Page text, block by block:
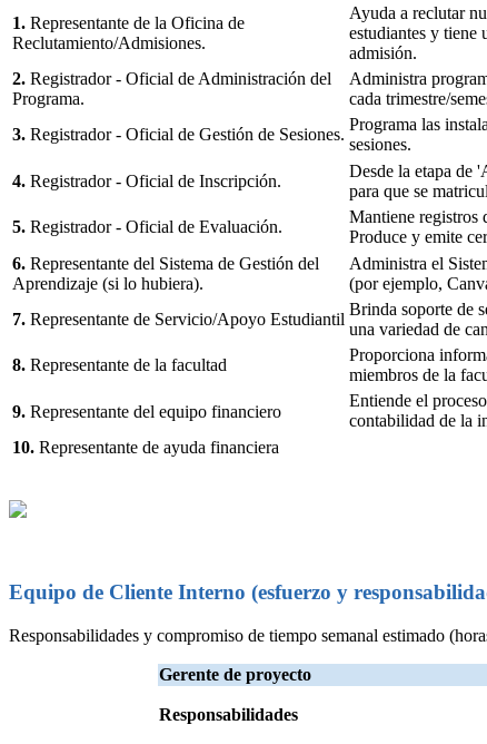
1. Representante de la Oficina de
Reclutamiento/Admisiones.
Ayuda a reclutar
estudiantes y tiene
admisión.
2. Registrador - Oficial de Administración del
Programa.
Administra
cada trimestre/
3. Registrador - Oficial de Gestión de Sesiones.
Programa las
sesiones.
4. Registrador - Oficial de Inscripción.
Desde la etapa de
para que se
5. Registrador - Oficial de Evaluación.
Mantiene registros
Produce y emite
6. Representante del Sistema de Gestión del
Aprendizaje (si lo hubiera).
Administra el
(por ejemplo,
7. Representante de Servicio/Apoyo Estudiantil
Brinda soporte de
una variedad de
8. Representante de la facultad
Proporciona
miembros de la
9. Representante del equipo financiero
Entiende el
contabilidad de la
10. Representante de ayuda financiera
Equipo de Cliente Interno (esfuerzo y
Responsabilidades y compromiso de tiempo semanal estimado
Gerente de proyecto
Responsabilidades